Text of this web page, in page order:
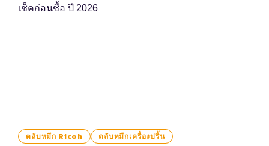
ตลับหมึก Ricoh ตลับหมึกเครื่องปริ้น